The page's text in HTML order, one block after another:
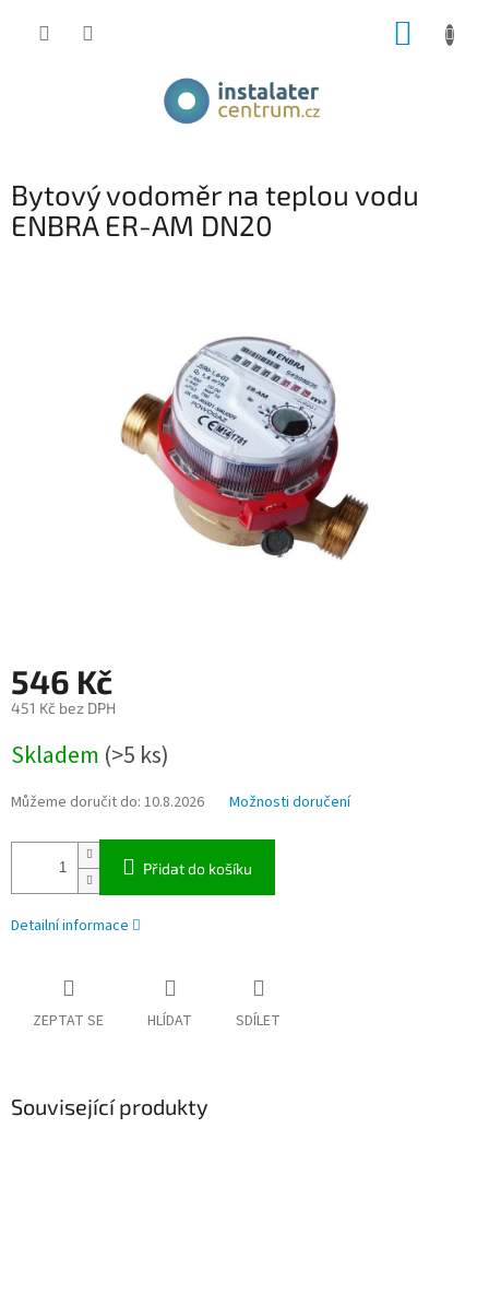
Bytový vodoměr na teplou vodu
ENBRA ER-AM DN20
546 Kč
451 Kč bez DPH
cena:
Skladem (>5 ks)
Můžeme doručit do: 10.8.2026 Možnosti doručení
Přidat do košíku
Detailní informace
ZEPTAT SE HLÍDAT SDÍLET
Související produkty